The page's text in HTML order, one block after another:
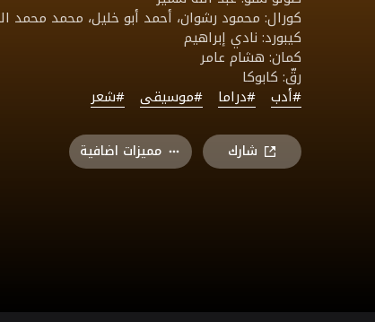
كورال: محمود رشوان، أحمد أبو خليل، محمد محمد
كيبورد: نادي إبراهيم
كمان: هشام عامر
رقّ: كابوكا
#أدب #دراما #موسيقى #شعر
شارك مميزات اضافية